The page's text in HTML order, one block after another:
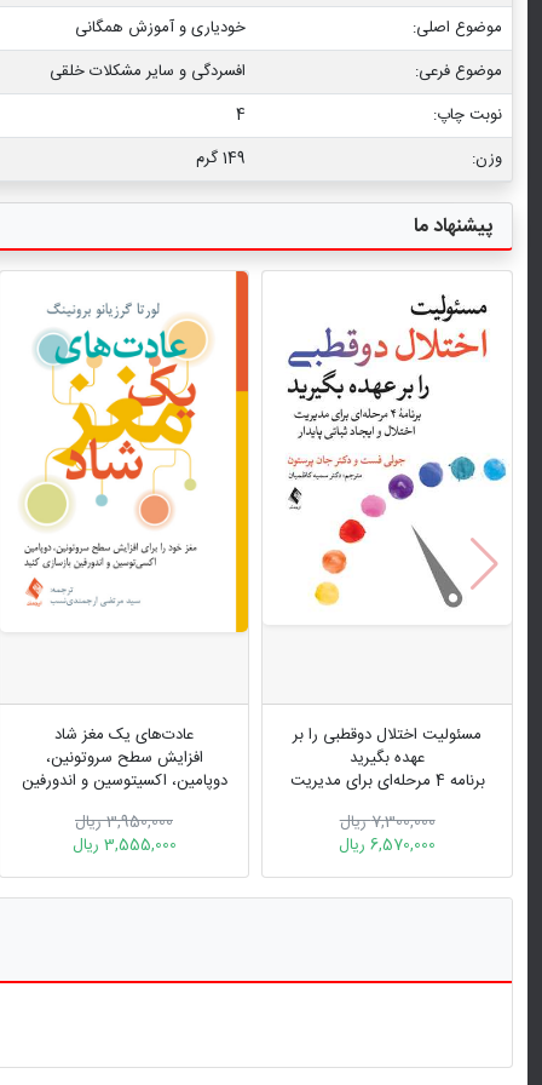
موضوع اصلی:
خودیاری و آموزش همگانی
موضوع فرعی:
افسردگی و سایر مشکلات خلقی
نوبت چاپ:
4
وزن:
149 گرم
پیشنهاد ما
مسئولیت اختلال دوقطبی را بر
عهده بگیرید
برنامه‌ 4 مرحله‌ای برای مدیریت
7,300,000 ریال
6,570,000 ریال
عادت‌های یک مغز شاد
افزایش سطح سروتونین،
دوپامین، اکسیتوسین و اندورفین
3,950,000 ریال
3,555,000 ریال